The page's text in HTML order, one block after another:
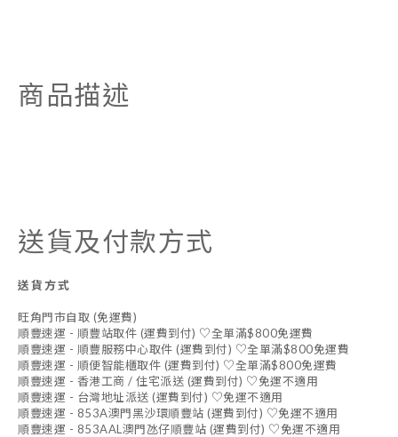
商品描述
送貨及付款方式
送貨方式
旺角門市自取 (免運費)
順豐速運 - 順豐站取件 (運費到付) ♡全單滿$800免運費
順豐速運 - 順豐服務中心取件 (運費到付) ♡全單滿$800免運費
順豐速運 - 順便智能櫃取件 (運費到付) ♡全單滿$800免運費
順豐速運 - 香港工商 / 住宅派送 (運費到付) ♡免運不適用
順豐速運 - 台灣地址派送 (運費到付) ♡免運不適用
順豐速運 - 853A澳門黑沙環順豐站 (運費到付) ♡免運不適用
順豐速運 - 853AAL澳門氹仔順豐站 (運費到付) ♡免運不適用